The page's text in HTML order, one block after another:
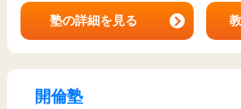
塾の詳細を見る
開倫塾